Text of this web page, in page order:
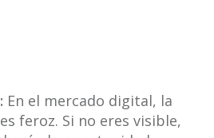
En el mercado digital, la
feroz. Si no eres visible,